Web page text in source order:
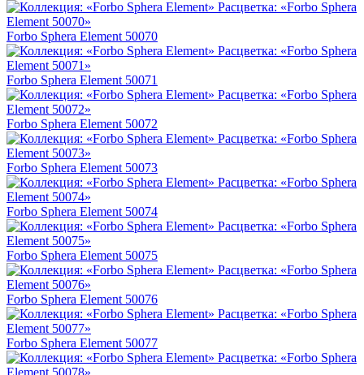
Forbo Sphera Element 50070
Forbo Sphera Element 50071
Forbo Sphera Element 50072
Forbo Sphera Element 50073
Forbo Sphera Element 50074
Forbo Sphera Element 50075
Forbo Sphera Element 50076
Forbo Sphera Element 50077